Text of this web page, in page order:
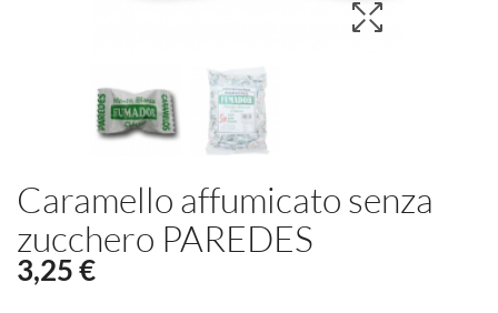
Caramello affumicato senza
zucchero PAREDES
3,25 €